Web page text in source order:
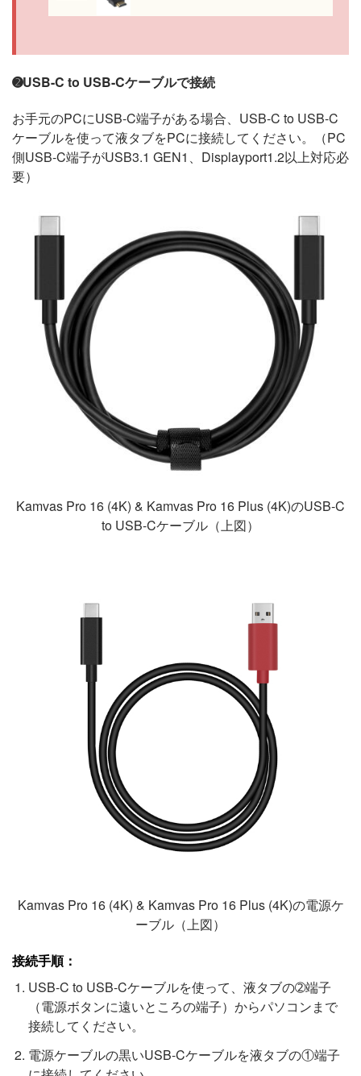
➋USB-C to USB-Cケーブルで接続
お手元のPCにUSB-C端子がある場合、USB-C to USB-C
ケーブルを使って液タブをPCに接続してください。（PC
側USB-C端子がUSB3.1 GEN1、Displayport1.2以上対応必
要）
Kamvas Pro 16 (4K) & Kamvas Pro 16 Plus (4K)のUSB-C
to USB-Cケーブル（上図）
Kamvas Pro 16 (4K) & Kamvas Pro 16 Plus (4K)の電源ケ
ーブル（上図）
接続手順：
USB-C to USB-Cケーブルを使って、液タブの➁端子
（電源ボタンに遠いところの端子）からパソコンまで
接続してください。
電源ケーブルの黒いUSB-Cケーブルを液タブの①端子